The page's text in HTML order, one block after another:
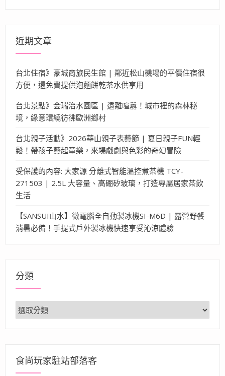
近期文章
台北住宿》豪城商旅民生館 | 鄰近松山機場的平價住宿很
方便，還免費提供泡麵餅乾茶水供享用
台北景點》金瑞治水園區 | 遠離喧囂！城市裡的森林秘
境，綠意環繞彷彿歐洲鄉村
台北親子活動》2026華山親子表藝節 | 夏日親子FUN輕
鬆！帶孩子藝起童樂，來場戲劇與色彩的奇幻冒險
受保護的內容: 大家源 分離式智能溫控煮茶機 TCY-
271503 | 2.5L 大容量、高硼矽玻璃，打造專屬居家茶飲
生活
【SANSUI山水】微電腦全自動製冰機SI-M6D | 露營野餐
消暑必備！手提式戶外製冰機快速享受沁涼體驗
分類
分
類
食尚玩家駐站部落客